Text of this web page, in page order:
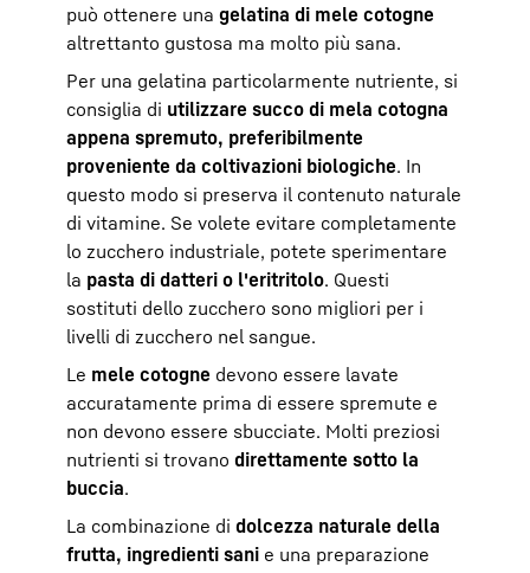
può ottenere una gelatina di mele cotogne
altrettanto gustosa ma molto più sana.
Per una gelatina particolarmente nutriente, si
consiglia di utilizzare succo di mela cotogna
appena spremuto, preferibilmente
proveniente da coltivazioni biologiche. In
questo modo si preserva il contenuto naturale
di vitamine. Se volete evitare completamente
lo zucchero industriale, potete sperimentare
la pasta di datteri o l'eritritolo. Questi
sostituti dello zucchero sono migliori per i
livelli di zucchero nel sangue.
Le mele cotogne devono essere lavate
accuratamente prima di essere spremute e
non devono essere sbucciate. Molti preziosi
nutrienti si trovano direttamente sotto la
buccia.
La combinazione di dolcezza naturale della
frutta, ingredienti sani e una preparazione